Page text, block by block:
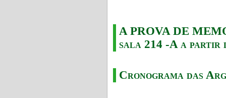
A PROVA DE
sala 214 -A a partir
Cronograma das